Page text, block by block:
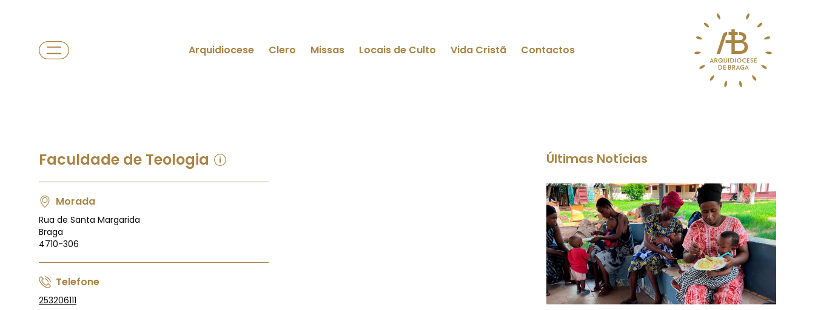
Arquidiocese Clero Missas Locais de Culto Vida Cristã Contactos
Faculdade de Teologia
Morada
Rua de Santa Margarida
Braga
4710-306
Telefone
253206111
Últimas Notícias